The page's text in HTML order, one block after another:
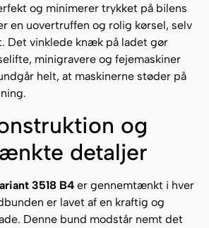
og minimerer trykket på bilens
en uovertruffen og rolig kørsel, selv
Det vinklede knæk på ladet gør
minigravere og fejemaskiner
helt, at maskinerne støder på
og
detaljer
3518 B4 er gennemtænkt i hver
er lavet af en kraftig og
Denne bund modstår nemt det